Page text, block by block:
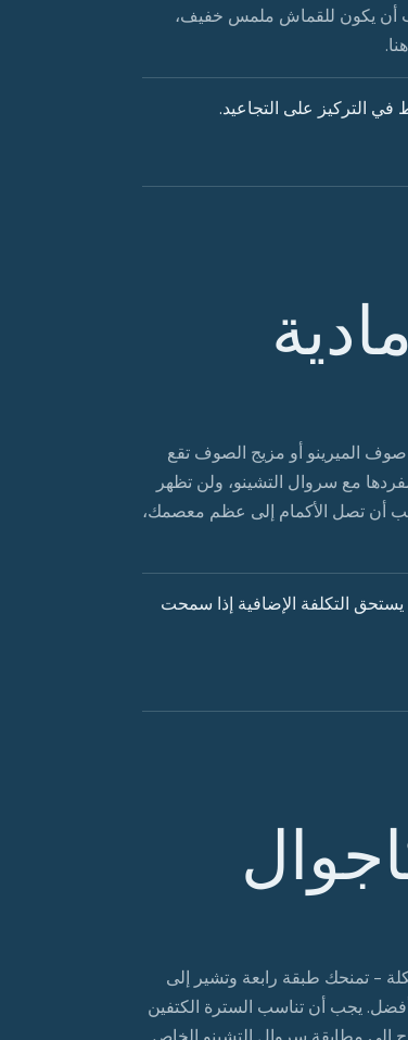
أن يكون للقماش ملمس خفيف،
التركيز على التجاعيد.
صوف الميرينو أو مزيج الصوف تقع
مع سروال التشينو، ولن تظهر
أن تصل الأكمام إلى عظم معصمك،
التكلفة الإضافية إذا سمحت
- تمنحك طبقة رابعة وتشير إلى
أفضل. يجب أن تناسب السترة الكتفين